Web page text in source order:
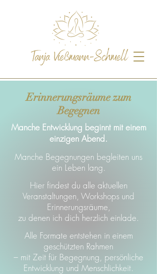
Erinnerungsräume zum
Begegnen
Manche Entwicklung beginnt mit einem
einzigen Abend.
Manche Begegnungen begleiten uns
ein Leben lang.
Hier findest du alle aktuellen
Veranstaltungen, Workshops und
Erinnerungsräume,
zu denen ich dich herzlich einlade.
Alle Formate entstehen in einem
geschützten Rahmen
– mit Zeit für Begegnung, persönliche
Entwicklung und Menschlichkeit.